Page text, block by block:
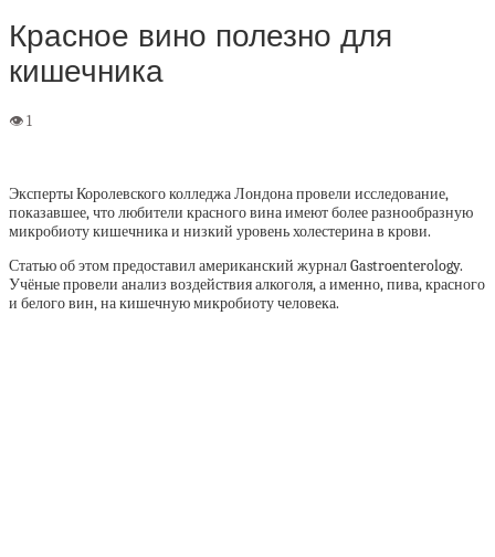
Красное вино полезно для
кишечника
Эксперты Королевского колледжа Лондона провели исследование,
показавшее, что любители красного вина имеют более разнообразную
микробиоту кишечника и низкий уровень холестерина в крови.
Статью об этом предоставил американский журнал Gastroenterology.
Учёные провели анализ воздействия алкоголя, а именно, пива, красного
и белого вин, на кишечную микробиоту человека.